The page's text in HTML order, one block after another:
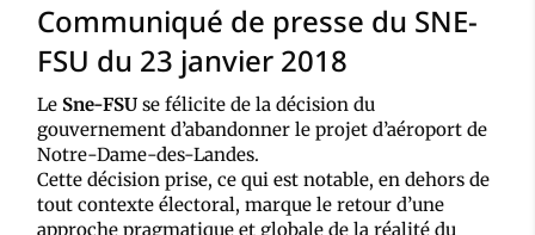
Communiqué de presse du SNE-
FSU du 23 janvier 2018
Le Sne-FSU se félicite de la décision du
gouvernement d’abandonner le projet d’aéroport de
Notre-Dame-des-Landes.
Cette décision prise, ce qui est notable, en dehors de
tout contexte électoral, marque le retour d’une
approche pragmatique et globale de la réalité du